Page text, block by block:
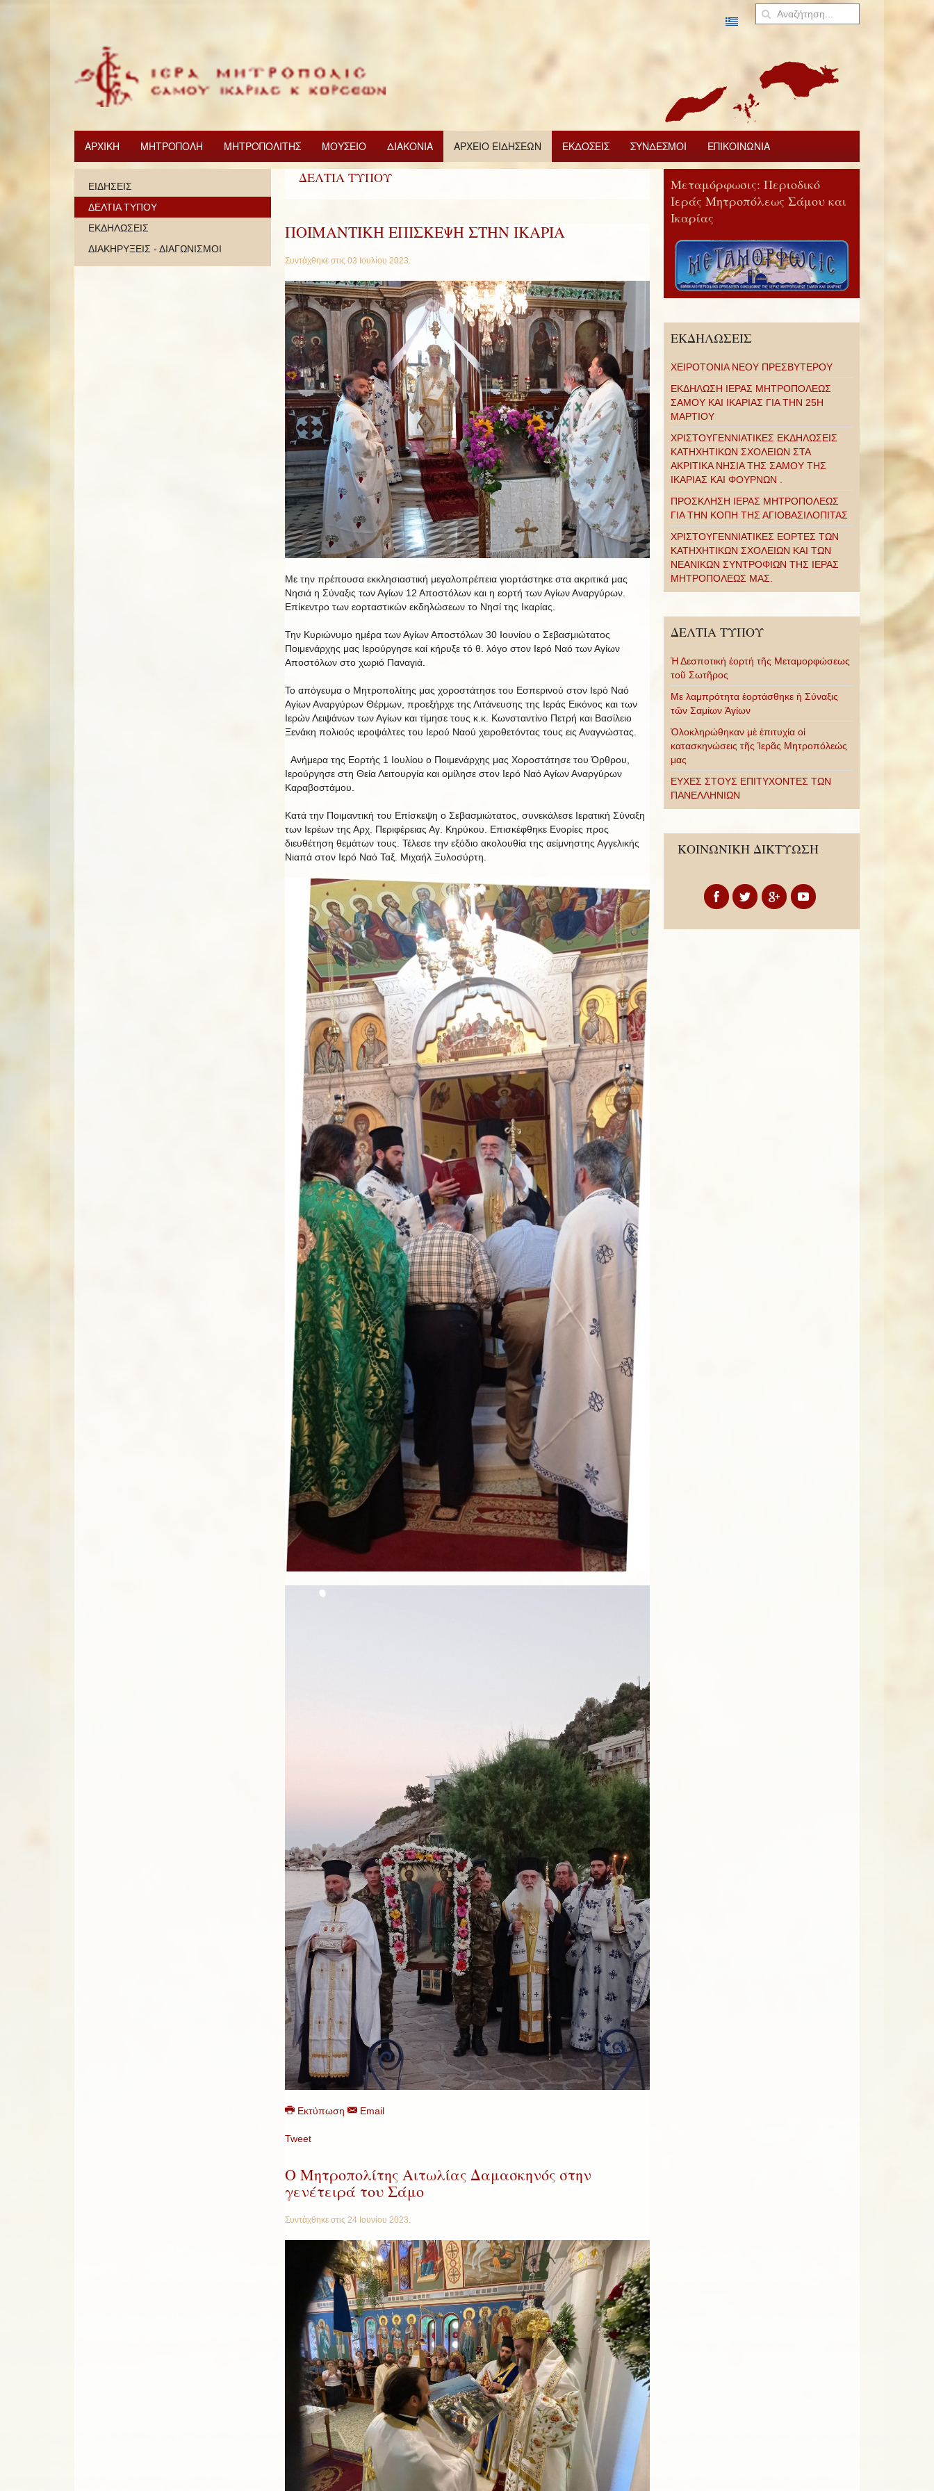
ΑΡΧΙΚΗ ΜΗΤΡΟΠΟΛΗ ΜΗΤΡΟΠΟΛΙΤΗΣ ΜΟΥΣΕΙΟ ΔΙΑΚΟΝΙΑ ΑΡΧΕΙΟ ΕΙΔΗΣΕΩΝ ΕΚΔΟΣΕΙΣ ΣΥΝΔΕΣΜΟΙ ΕΠΙΚΟΙΝΩΝΙΑ
ΔΕΛΤΙΑ ΤΥΠΟΥ
ΠΟΙΜΑΝΤΙΚΗ ΕΠΙΣΚΕΨΗ ΣΤΗΝ ΙΚΑΡΙΑ
Συντάχθηκε στις 03 Ιουλίου 2023.
Με την πρέπουσα εκκλησιαστική μεγαλοπρέπεια γιορτάστηκε στα ακριτικά μας
Νησιά η Σύναξις των Αγίων 12 Αποστόλων και η εορτή των Αγίων Αναργύρων.
Επίκεντρο των εορταστικών εκδηλώσεων το Νησί της Ικαρίας.
Την Κυριώνυμο ημέρα των Αγίων Αποστόλων 30 Ιουνίου ο Σεβασμιώτατος
Ποιμενάρχης μας Ιερούργησε καί κήρυξε τό θ. λόγο στον Ιερό Ναό των Αγίων
Αποστόλων στο χωριό Παναγιά.
Το απόγευμα ο Μητροπολίτης μας χοροστάτησε του Εσπερινού στον Ιερό Ναό
Αγίων Αναργύρων Θέρμων, προεξήρχε της Λιτάνευσης της Ιεράς Εικόνος και των
Ιερών Λειψάνων των Αγίων και τίμησε τους κ.κ. Κωνσταντίνο Πετρή και Βασίλειο
Ξενάκη πολιούς ιεροψάλτες του Ιερού Ναού χειροθετόντας τους εις Αναγνώστας.
Ανήμερα της Εορτής 1 Ιουλίου ο Ποιμενάρχης μας Χοροστάτησε του Όρθρου,
Ιερούργησε στη Θεία Λειτουργία και ομίλησε στον Ιερό Ναό Αγίων Αναργύρων
Καραβοστάμου.
Κατά την Ποιμαντική του Επίσκεψη ο Σεβασμιώτατος, συνεκάλεσε Ιερατική Σύναξη
των Ιερέων της Αρχ. Περιφέρειας Αγ. Κηρύκου. Επισκέφθηκε Ενορίες προς
διευθέτηση θεμάτων τους. Τέλεσε την εξόδιο ακολουθία της αείμνηστης Αγγελικής
Νιαπά στον Ιερό Ναό Ταξ. Μιχαήλ Ξυλοσύρτη.
Εκτύπωση Email
Tweet
Ο Μητροπολίτης Αιτωλίας Δαμασκηνός στην
γενέτειρά του Σάμο
Συντάχθηκε στις 24 Ιουνίου 2023.
ΕΙΔΗΣΕΙΣ
ΔΕΛΤΙΑ ΤΥΠΟΥ
ΕΚΔΗΛΩΣΕΙΣ
ΔΙΑΚΗΡΥΞΕΙΣ - ΔΙΑΓΩΝΙΣΜΟΙ
Μεταμόρφωσις: Περιοδικό
Ιεράς Μητροπόλεως Σάμου και
Ικαρίας
ΕΚΔΗΛΩΣΕΙΣ
ΧΕΙΡΟΤΟΝΙΑ ΝΕΟΥ ΠΡΕΣΒΥΤΕΡΟΥ
ΕΚΔΗΛΩΣΗ ΙΕΡΑΣ ΜΗΤΡΟΠΟΛΕΩΣ
ΣΑΜΟΥ ΚΑΙ ΙΚΑΡΙΑΣ ΓΙΑ ΤΗΝ 25Η
ΜΑΡΤΙΟΥ
ΧΡΙΣΤΟΥΓΕΝΝΙΑΤΙΚΕΣ ΕΚΔΗΛΩΣΕΙΣ
ΚΑΤΗΧΗΤΙΚΩΝ ΣΧΟΛΕΙΩΝ ΣΤΑ
ΑΚΡΙΤΙΚΑ ΝΗΣΙΑ ΤΗΣ ΣΑΜΟΥ ΤΗΣ
ΙΚΑΡΙΑΣ ΚΑΙ ΦΟΥΡΝΩΝ .
ΠΡΟΣΚΛΗΣΗ ΙΕΡΑΣ ΜΗΤΡΟΠΟΛΕΩΣ
ΓΙΑ ΤΗΝ ΚΟΠΗ ΤΗΣ ΑΓΙΟΒΑΣΙΛΟΠΙΤΑΣ
ΧΡΙΣΤΟΥΓΕΝΝΙΑΤΙΚΕΣ ΕΟΡΤΕΣ ΤΩΝ
ΚΑΤΗΧΗΤΙΚΩΝ ΣΧΟΛΕΙΩΝ ΚΑΙ ΤΩΝ
ΝΕΑΝΙΚΩΝ ΣΥΝΤΡΟΦΙΩΝ ΤΗΣ ΙΕΡΑΣ
ΜΗΤΡΟΠΟΛΕΩΣ ΜΑΣ.
ΔΕΛΤΙΑ ΤΥΠΟΥ
Ἡ Δεσποτική ἑορτή τῆς Μεταμορφώσεως
τοῦ Σωτῆρος
Με λαμπρότητα ἑορτάσθηκε ἡ Σύναξις
τῶν Σαμίων Ἁγίων
Ὁλοκληρώθηκαν μὲ ἐπιτυχία οἱ
κατασκηνώσεις τῆς Ἱερᾶς Μητροπόλεώς
μας
ΕΥΧΕΣ ΣΤΟΥΣ ΕΠΙΤΥΧΟΝΤΕΣ ΤΩΝ
ΠΑΝΕΛΛΗΝΙΩΝ
ΚΟΙΝΩΝΙΚΗ ΔΙΚΤΥΩΣΗ